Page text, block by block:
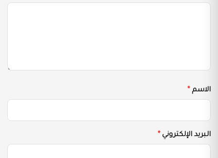
الاسم*
البريد الإلكتروني*